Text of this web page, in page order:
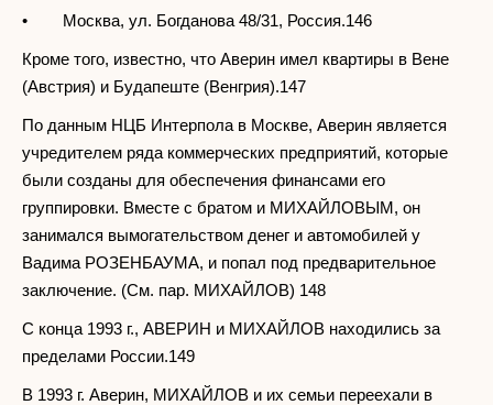
• Москва, ул. Богданова 48/31, Россия.146
Кроме того, известно, что Аверин имел квартиры в Вене
(Австрия) и Будапеште (Венгрия).147
По данным НЦБ Интерпола в Москве, Аверин является
учредителем ряда коммерческих предприятий, которые
были созданы для обеспечения финансами его
группировки. Вместе с братом и МИХАЙЛОВЫМ, он
занимался вымогательством денег и автомобилей у
Вадима РОЗЕНБАУМА, и попал под предварительное
заключение. (См. пар. МИХАЙЛОВ) 148
С конца 1993 г., АВЕРИН и МИХАЙЛОВ находились за
пределами России.149
В 1993 г. Аверин, МИХАЙЛОВ и их семьи переехали в